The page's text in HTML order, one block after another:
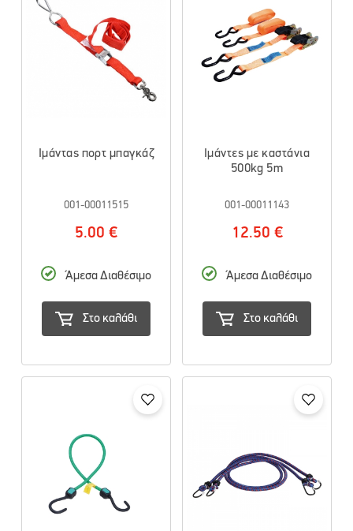
Ιμάντας πορτ μπαγκάζ
001-00011515
5.00 €
Άμεσα Διαθέσιμο
Στο καλάθι
Ιμάντες με καστάνια
500kg 5m
001-00011143
12.50 €
Άμεσα Διαθέσιμο
Στο καλάθι